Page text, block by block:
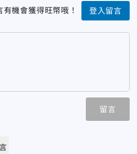
有機會獲得旺幣哦！ 登入留言
留言